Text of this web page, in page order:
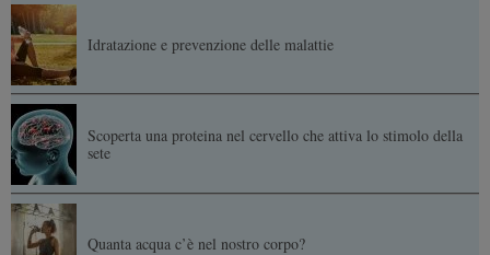
Idratazione e prevenzione delle malattie
Scoperta una proteina nel cervello che attiva lo stimolo della
sete
Quanta acqua c’è nel nostro corpo?